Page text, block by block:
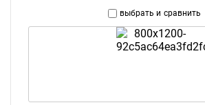
выбрать и сравнить